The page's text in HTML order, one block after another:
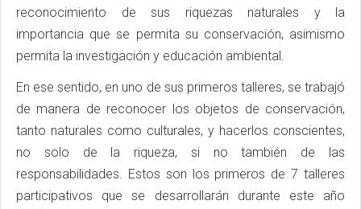
reconocimiento de sus riquezas naturales y la
importancia que se permita su conservación, asimismo
permita la investigación y educación ambiental.
En ese sentido, en uno de sus primeros talleres, se trabajó
de manera de reconocer los objetos de conservación,
tanto naturales como culturales, y hacerlos conscientes,
no solo de la riqueza, si no también de las
responsabilidades. Estos son los primeros de 7 talleres
participativos que se desarrollarán durante este año